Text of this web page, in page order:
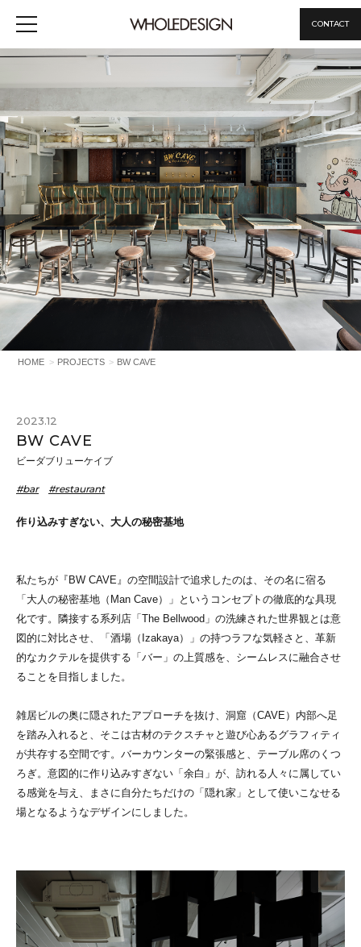
CONTACT
HOME PROJECTS BW CAVE
2023.12
BW CAVE
ビーダブリューケイブ
#bar #restaurant
作り込みすぎない、大人の秘密基地
私たちが『BW CAVE』の空間設計で追求したのは、その名に宿る
「大人の秘密基地（Man Cave）」というコンセプトの徹底的な具現
化です。隣接する系列店「The Bellwood」の洗練された世界観とは意
図的に対比させ、「酒場（Izakaya）」の持つラフな気軽さと、革新
的なカクテルを提供する「バー」の上質感を、シームレスに融合させ
ることを目指しました。
雑居ビルの奥に隠されたアプローチを抜け、洞窟（CAVE）内部へ足
を踏み入れると、そこは古材のテクスチャと遊び心あるグラフィティ
が共存する空間です。バーカウンターの緊張感と、テーブル席のくつ
ろぎ。意図的に作り込みすぎない「余白」が、訪れる人々に属してい
る感覚を与え、まさに自分たちだけの「隠れ家」として使いこなせる
場となるようなデザインにしました。